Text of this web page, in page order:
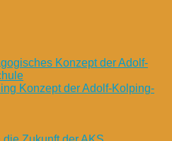
Konzept der Adolf-
Konzept der Adolf-Kolping-